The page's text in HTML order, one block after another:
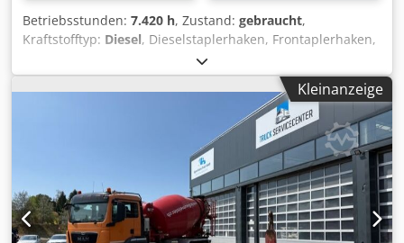
Betriebsstunden: 7.420 h, Zustand: gebraucht,
Kraftstofftyp: Diesel, Dieselstaplerhaken, Frontaplerhaken,
Galgen, Staplerkran -Tragkraft: 4000 kg -Für: 600 mm
Schild -Eigenhöhe Mast: 1620 mm -Länge zum Haken: 1200
mm Codocii N Espfx Aaiorf -Armlänge: 1300 mm -
Abmessungen: 1300/1080/H1740 mm -Eigengewicht: 300
Kleinanzeige